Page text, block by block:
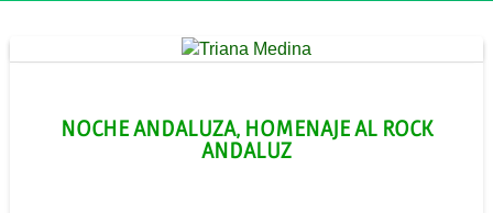
NOCHE ANDALUZA, HOMENAJE AL ROCK
ANDALUZ